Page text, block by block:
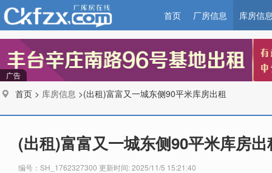
首页 厂房信息 库房信
广告
首页 > 库房信息 >(出租)富富又一城东侧90平米库房出租
(出租)富富又一城东侧90平米库房出
编号：SH_1762327300 更新时间: 2025/11/5 15:21:40